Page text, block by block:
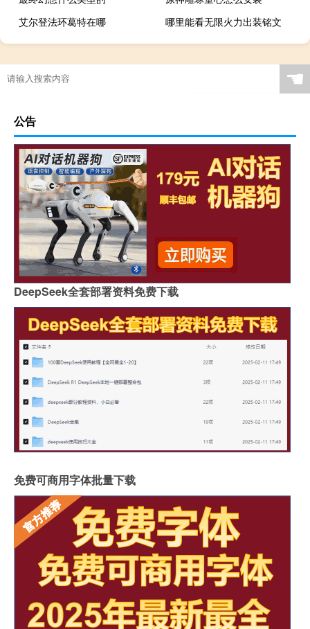
艾尔登法环葛特在哪
哪里能看无限火力出装铭文
☚
公告
DeepSeek全套部署资料免费下载
免费可商用字体批量下载